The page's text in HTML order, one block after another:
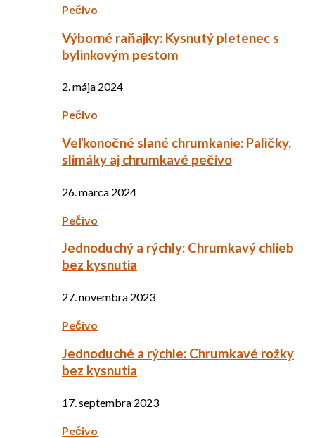
Pečivo
Výborné raňajky: Kysnutý pletenec s
bylinkovým pestom
2. mája 2024
Pečivo
Veľkonočné slané chrumkanie: Paličky,
slimáky aj chrumkavé pečivo
26. marca 2024
Pečivo
Jednoduchý a rýchly: Chrumkavý chlieb
bez kysnutia
27. novembra 2023
Pečivo
Jednoduché a rýchle: Chrumkavé rožky
bez kysnutia
17. septembra 2023
Pečivo